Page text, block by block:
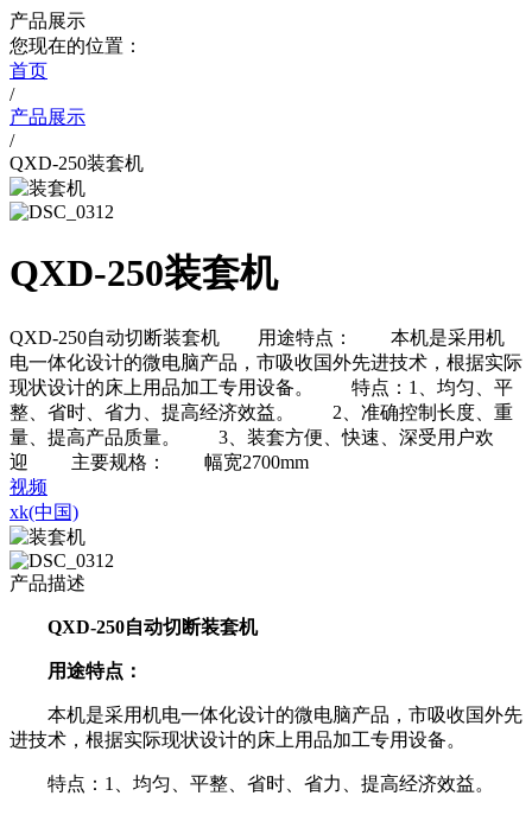
产品展示
您现在的位置：
首页
/
产品展示
/
QXD-250装套机
QXD-250装套机
QXD-250自动切断装套机 用途特点： 本机是采用机
电一体化设计的微电脑产品，市吸收国外先进技术，根据实际
现状设计的床上用品加工专用设备。 特点：1、均匀、平
整、省时、省力、提高经济效益。 2、准确控制长度、重
量、提高产品质量。 3、装套方便、快速、深受用户欢
迎 主要规格： 幅宽2700mm
视频
xk(中国)
产品描述
QXD-250自动切断装套机
用途特点：
本机是采用机电一体化设计的微电脑产品，市吸收国外先
进技术，根据实际现状设计的床上用品加工专用设备。
特点：1、均匀、平整、省时、省力、提高经济效益。